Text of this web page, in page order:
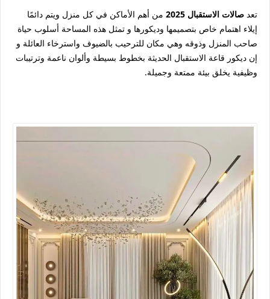
تعد صالات الاستقبال 2025
من أهم الأماكن في كل منزل ويتم دائمًا
إيلاء اهتمام خاص بتصميمها وديكورها و تمثل هذه المساحة أسلوب حياة
صاحب المنزل وذوقه وهي مكان للترحيب بالضيوف واسترخاء العائلة و
إن ديكور قاعة الاستقبال الحديثة بخطوط بسيطة وألوان ناعمة وترتيبات
وظيفية يخلق بيئة ممتعة وجميلة.